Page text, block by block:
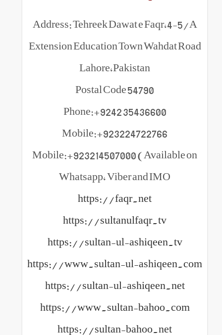
Address: Tehreek Dawat e Faqr,4-5/A
Extension Education Town Wahdat Road
Lahore,Pakistan
Postal Code 54790
Phone:+9242 35436600
Mobile:+923224722766
Mobile:+923214507000 (Available on
Whatsapp, Viber and IMO
https://faqr.net
https://sultanulfaqr.tv
https://sultan-ul-ashiqeen.tv
https://www.sultan-ul-ashiqeen.com
https://sultan-ul-ashiqeen.net
https://www.sultan-bahoo.com
https://sultan-bahoo.net